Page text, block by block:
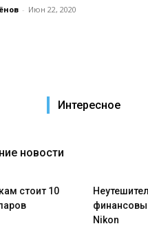
- Июн 22, 2020
Интересное
новости
стоит 10
Nikon